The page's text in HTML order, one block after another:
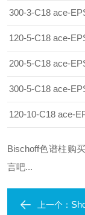
300-3-C18 ace-
120-5-C18 ace-
200-5-C18 ace-
300-5-C18 ace-
120-10-C18 ace-
Bischoff色谱柱购
言吧...
上一个：